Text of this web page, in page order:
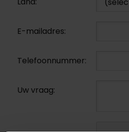
E-mailadres:
Telefoonnummer:
Uw vraag: